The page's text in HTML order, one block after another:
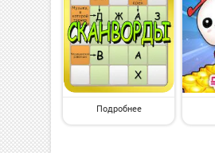
Подробнее